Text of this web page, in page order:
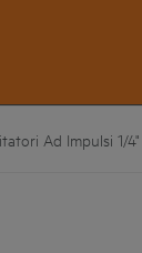
Ad Impulsi 1/